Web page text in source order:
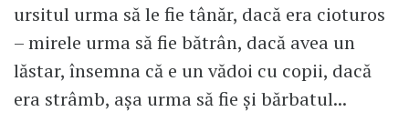
ursitul urma să le fie tânăr, dacă era cioturos
– mirele urma să fie bătrân, dacă avea un
lăstar, însemna că e un vădoi cu copii, dacă
era strâmb, așa urma să fie și bărbatul...